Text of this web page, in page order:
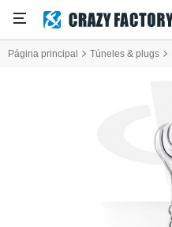
Página principal Túneles & plugs